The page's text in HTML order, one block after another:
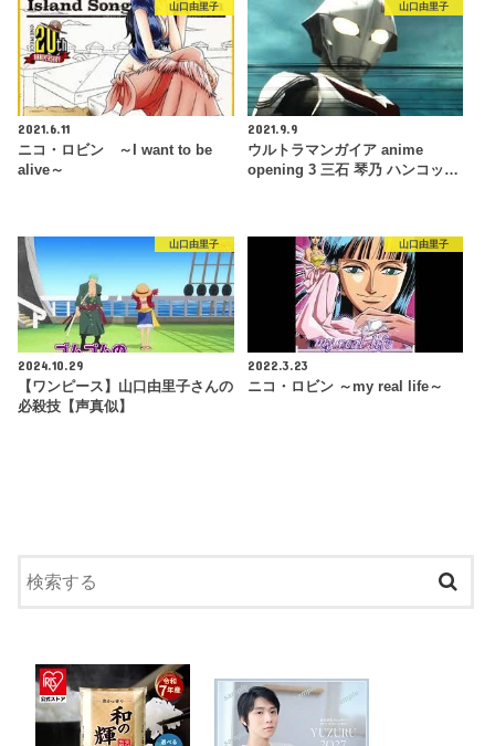
山口由里子
2021.6.11
ニコ・ロビン ～I want to be
alive～
山口由里子
2021.9.9
ウルトラマンガイア anime
opening 3 三石 琴乃 ハンコッ…
山口由里子
2024.10.29
【ワンピース】山口由里子さんの
必殺技【声真似】
山口由里子
2022.3.23
ニコ・ロビン ～my real life～